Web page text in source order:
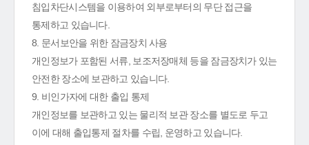
침입차단시스템을 이용하여 외부로부터의 무단 접근을
통제하고 있습니다.
8. 문서보안을 위한 잠금장치 사용
개인정보가 포함된 서류, 보조저장매체 등을 잠금장치가 있는
안전한 장소에 보관하고 있습니다.
9. 비인가자에 대한 출입 통제
개인정보를 보관하고 있는 물리적 보관 장소를 별도로 두고
이에 대해 출입통제 절차를 수립, 운영하고 있습니다.